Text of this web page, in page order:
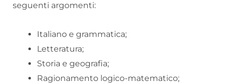
seguenti argomenti:
Italiano e grammatica;
Letteratura;
Storia e geografia;
Ragionamento logico-matematico;